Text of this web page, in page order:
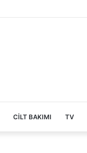
CILT BAKIMI TV